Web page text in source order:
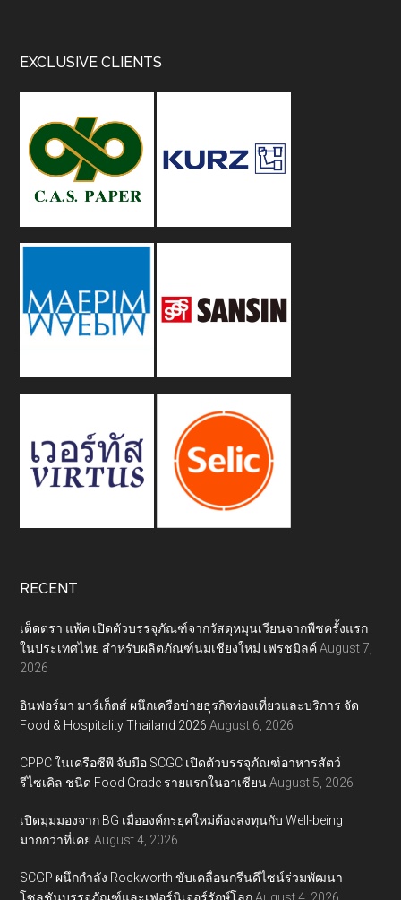
Footer
EXCLUSIVE CLIENTS
RECENT
เต็ดตรา แพ้ค เปิดตัวบรรจุภัณฑ์จากวัสดุหมุนเวียนจากพืชครั้งแรก
ในประเทศไทย สำหรับผลิตภัณฑ์นมเชียงใหม่ เฟรชมิลค์ August 7,
2026
อินฟอร์มา มาร์เก็ตส์ ผนึกเครือข่ายธุรกิจท่องเที่ยวและบริการ จัด
Food & Hospitality Thailand 2026 August 6, 2026
CPPC ในเครือซีพี จับมือ SCGC เปิดตัวบรรจุภัณฑ์อาหารสัตว์
รีไซเคิล ชนิด Food Grade รายแรกในอาเซียน August 5, 2026
เปิดมุมมองจาก BG เมื่อองค์กรยุคใหม่ต้องลงทุนกับ Well-being
มากกว่าที่เคย August 4, 2026
SCGP ผนึกกำลัง Rockworth ขับเคลื่อนกรีนดีไซน์ร่วมพัฒนา
โซลูชันบรรจุภัณฑ์และเฟอร์นิเจอร์รักษ์โลก August 4, 2026